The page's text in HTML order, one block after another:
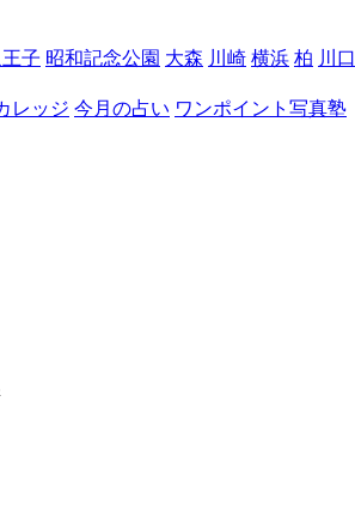
王子 昭和記念公園 大森 川崎 横浜 柏 川口
レッジ 今月の占い ワンポイント写真塾